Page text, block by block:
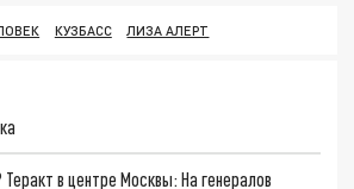
КУЗБАСС ЛИЗА АЛЕРТ
в центре Москвы: На генералов